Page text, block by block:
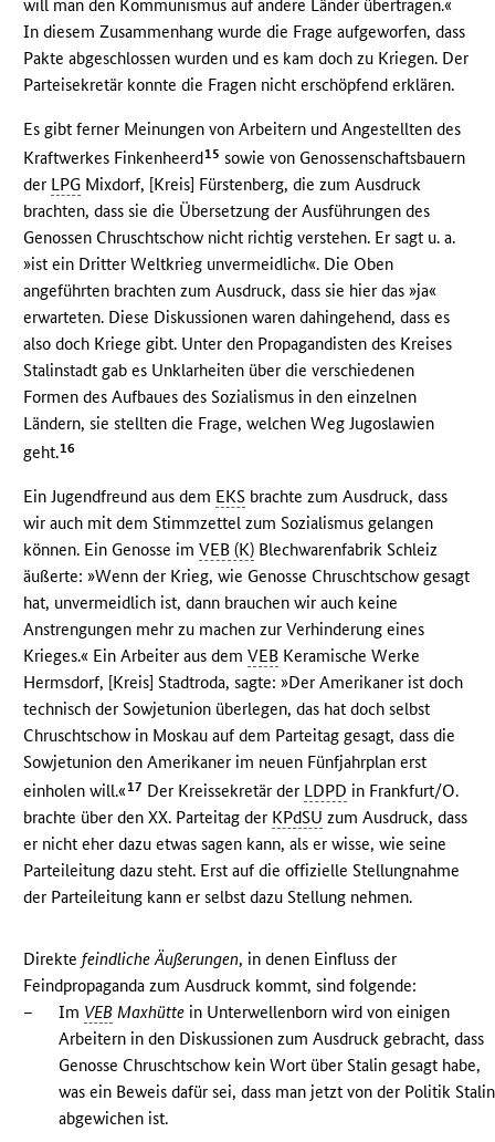
will man den Kommunismus auf andere Länder übertragen.«
In diesem Zusammenhang wurde die Frage aufgeworfen, dass
Pakte abgeschlossen wurden und es kam doch zu Kriegen. Der
Parteisekretär konnte die Fragen nicht erschöpfend erklären.
Es gibt ferner Meinungen von Arbeitern und Angestellten des
Kraftwerkes Finkenheerd15 sowie von Genossenschaftsbauern
der LPG Mixdorf, [Kreis] Fürstenberg, die zum Ausdruck
brachten, dass sie die Übersetzung der Ausführungen des
Genossen Chruschtschow nicht richtig verstehen. Er sagt u. a.
»ist ein Dritter Weltkrieg unvermeidlich«. Die Oben
angeführten brachten zum Ausdruck, dass sie hier das »ja«
erwarteten. Diese Diskussionen waren dahingehend, dass es
also doch Kriege gibt. Unter den Propagandisten des Kreises
Stalinstadt gab es Unklarheiten über die verschiedenen
Formen des Aufbaues des Sozialismus in den einzelnen
Ländern, sie stellten die Frage, welchen Weg Jugoslawien
geht.16
Ein Jugendfreund aus dem EKS brachte zum Ausdruck, dass
wir auch mit dem Stimmzettel zum Sozialismus gelangen
können. Ein Genosse imVEB (K) Blechwarenfabrik Schleiz
äußerte: »Wenn der Krieg, wie Genosse Chruschtschow gesagt
hat, unvermeidlich ist, dann brauchen wir auch keine
Anstrengungen mehr zu machen zur Verhinderung eines
Krieges.« Ein Arbeiter aus demVEB Keramische Werke
Hermsdorf, [Kreis] Stadtroda, sagte: »Der Amerikaner ist doch
technisch der Sowjetunion überlegen, das hat doch selbst
Chruschtschow in Moskau auf dem Parteitag gesagt, dass die
Sowjetunion den Amerikaner im neuen Fünfjahrplan erst
einholen will.«17 Der Kreissekretär der LDPD in Frankfurt/O.
brachte über den XX. Parteitag der KPdSU zum Ausdruck, dass
er nicht eher dazu etwas sagen kann, als er wisse, wie seine
Parteileitung dazu steht. Erst auf die offizielle Stellungnahme
der Parteileitung kann er selbst dazu Stellung nehmen.
Direktefeindliche Äußerungen, in denen Einfluss der
Feindpropaganda zum Ausdruck kommt, sind folgende:
–
Im VEB Maxhütte in Unterwellenborn wird von einigen
Arbeitern in den Diskussionen zum Ausdruck gebracht, dass
Genosse Chruschtschow kein Wort über Stalin gesagt habe,
was ein Beweis dafür sei, dass man jetzt von der Politik
abgewichen ist.